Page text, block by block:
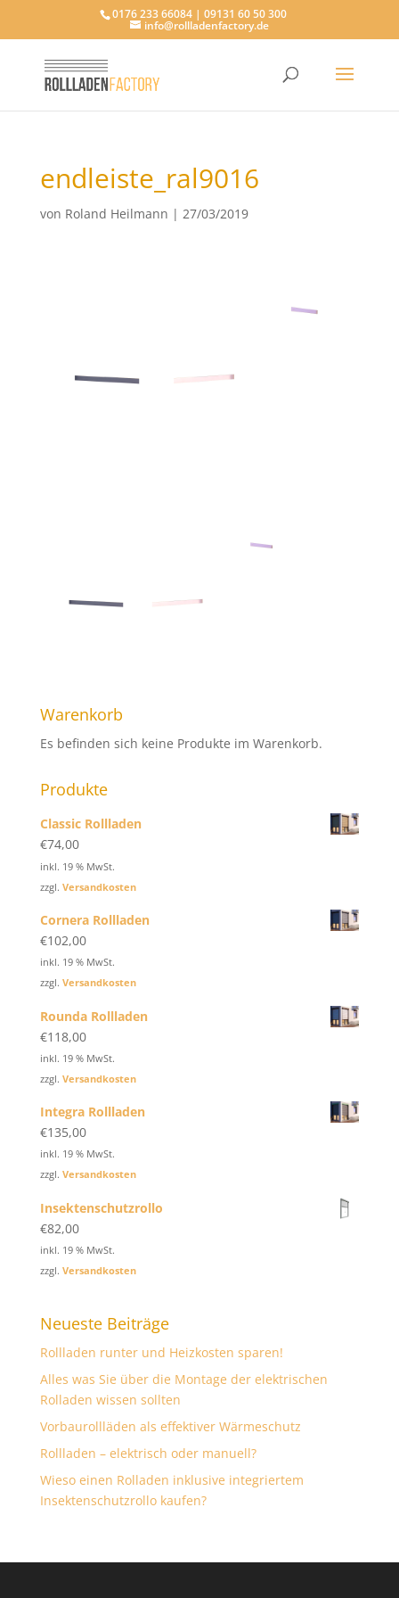
0176 233 66084 | 09131 60 50 300
info@rollladenfactory.de
endleiste_ral9016
von Roland Heilmann | 27/03/2019
Warenkorb
Es befinden sich keine Produkte im Warenkorb.
Produkte
Classic Rollladen
€74,00
inkl. 19 % MwSt.
zzgl. Versandkosten
Cornera Rollladen
€102,00
inkl. 19 % MwSt.
zzgl. Versandkosten
Rounda Rollladen
€118,00
inkl. 19 % MwSt.
zzgl. Versandkosten
Integra Rollladen
€135,00
inkl. 19 % MwSt.
zzgl. Versandkosten
Insektenschutzrollo
€82,00
inkl. 19 % MwSt.
zzgl. Versandkosten
Neueste Beiträge
Rollladen runter und Heizkosten sparen!
Alles was Sie über die Montage der elektrischen
Rolladen wissen sollten
Vorbaurollläden als effektiver Wärmeschutz
Rollladen – elektrisch oder manuell?
Wieso einen Rolladen inklusive integriertem
Insektenschutzrollo kaufen?